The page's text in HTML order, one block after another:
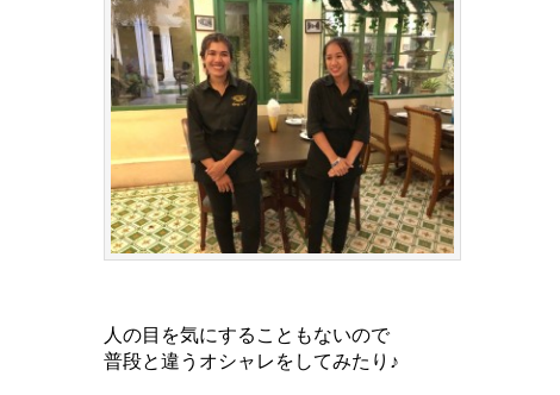
人の目を気にすることもないので
普段と違うオシャレをしてみたり♪